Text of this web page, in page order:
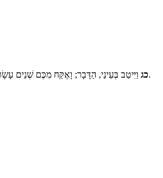
כגוַיִּיטַב בְּעֵינַי, הַדָּבָר; וָאֶקַּח מִכֶּם שְׁנֵים עָשָׂר אֲנָשִׁים, אִישׁ אֶחָד לַשָּׁבֶט.